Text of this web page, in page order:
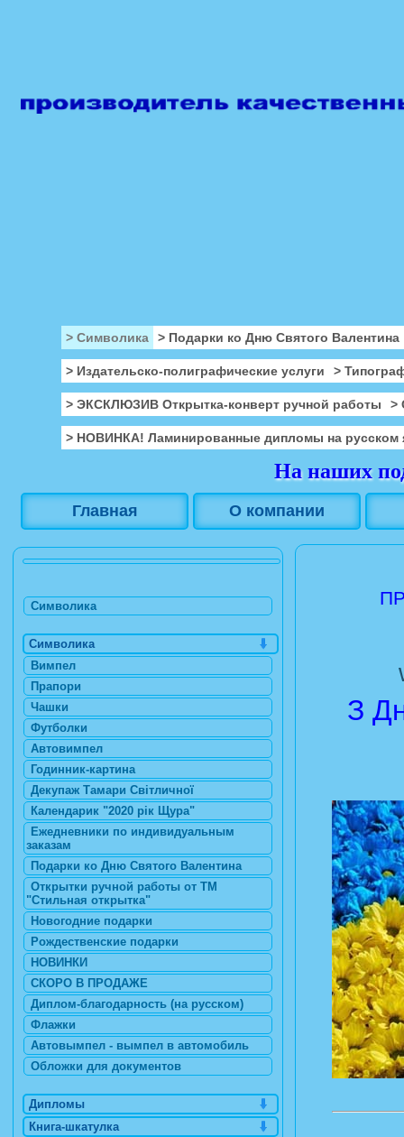
> Символика > Подарки ко Дню Святого Валентина
> Издательско-полиграфические услуги >
> ЭКСКЛЮЗИВ Открытка-конверт ручной работы >
> НОВИНКА! Ламинированные дипломы на русском
На наших
Главная О компании
З
Символика
Символика
Вимпел
Прапори
Чашки
Футболки
Автовимпел
Годинник-картина
Декупаж Тамари Світличної
Календарик "2020 рік Щура"
Ежедневники по индивидуальным
заказам
Подарки ко Дню Святого Валентина
Открытки ручной работы от ТМ
"Стильная открытка"
Новогодние подарки
Рождественские подарки
НОВИНКИ
СКОРО В ПРОДАЖЕ
Диплом-благодарность (на русском)
Флажки
Автовымпел - вымпел в автомобиль
Обложки для документов
Дипломы
Книга-шкатулка